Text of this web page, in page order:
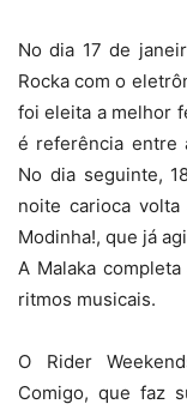
No dia 17 de
Rocka com o
foi eleita a melhor
é referência entre
No dia seguinte,
noite carioca volta
Modinha!, que já
A Malaka
ritmos musicais.
O Rider
Comigo, que faz